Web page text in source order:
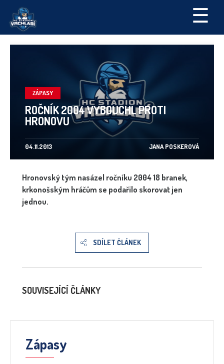
☰
ZÁPASY
ROČNÍK 2004 VYBOUCHL PROTI
HRONOVU
04.11.2013 JANA POSKEROVÁ
Hronovský tým nasázel ročníku 2004 18 branek,
krkonošským hráčům se podařilo skorovat jen
jednou.
SDÍLET ČLÁNEK
SOUVISEJÍCÍ ČLÁNKY
Zápasy